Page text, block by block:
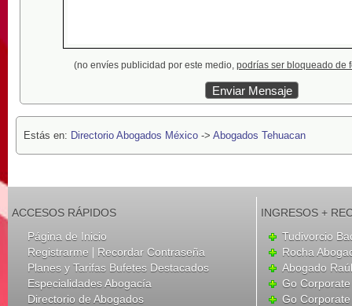
(no envíes publicidad por este medio, podrías ser bloqueado de
Estás en: Directorio Abogados México -> Abogados Tehuacan
ACCESOS RÁPIDOS
Página de Inicio
Registrarme | Recordar Contraseña
Planes y Tarifas Bufetes Destacados
Especialidades Abogacía
Directorio de Abogados
INGRESOS +
Tudivorcio
Rocha
Abogado
Go
Go